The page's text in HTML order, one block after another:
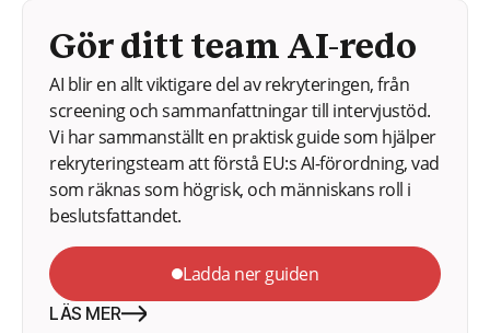
Gör ditt team AI-redo
AI blir en allt viktigare del av rekryteringen, från
screening och sammanfattningar till intervjustöd.
Vi har sammanställt en praktisk guide som hjälper
rekryteringsteam att förstå EU:s AI-förordning, vad
som räknas som högrisk, och människans roll i
beslutsfattandet.
Ladda ner guiden
LÄS MER